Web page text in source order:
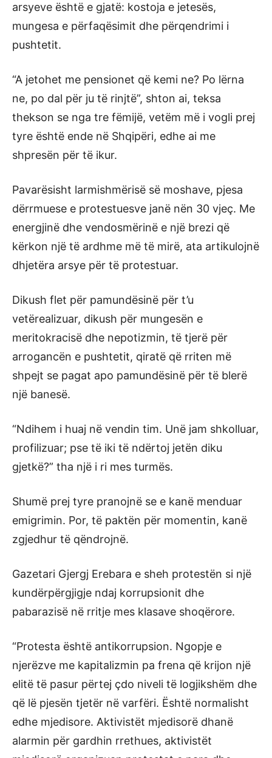
arsyeve është e gjatë: kostoja e jetesës,
mungesa e përfaqësimit dhe përqendrimi i
pushtetit.
“A jetohet me pensionet që kemi ne? Po lërna
ne, po dal për ju të rinjtë”, shton ai, teksa
thekson se nga tre fëmijë, vetëm më i vogli prej
tyre është ende në Shqipëri, edhe ai me
shpresën për të ikur.
Pavarësisht larmishmërisë së moshave, pjesa
dërrmuese e protestuesve janë nën 30 vjeç. Me
energjinë dhe vendosmërinë e një brezi që
kërkon një të ardhme më të mirë, ata artikulojnë
dhjetëra arsye për të protestuar.
Dikush flet për pamundësinë për t’u
vetërealizuar, dikush për mungesën e
meritokracisë dhe nepotizmin, të tjerë për
arrogancën e pushtetit, qiratë që rriten më
shpejt se pagat apo pamundësinë për të blerë
një banesë.
“Ndihem i huaj në vendin tim. Unë jam shkolluar,
profilizuar; pse të iki të ndërtoj jetën diku
gjetkë?” tha një i ri mes turmës.
Shumë prej tyre pranojnë se e kanë menduar
emigrimin. Por, të paktën për momentin, kanë
zgjedhur të qëndrojnë.
Gazetari Gjergj Erebara e sheh protestën si një
kundërpërgjigje ndaj korrupsionit dhe
pabarazisë në rritje mes klasave shoqërore.
“Protesta është antikorrupsion. Ngopje e
njerëzve me kapitalizmin pa frena që krijon një
elitë të pasur përtej çdo niveli të logjikshëm dhe
që lë pjesën tjetër në varfëri. Është normalisht
edhe mjedisore. Aktivistët mjedisorë dhanë
alarmin për gardhin rrethues, aktivistët